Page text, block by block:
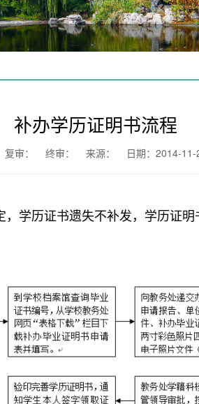
补办学历证明书流程
复审： 终审： 来源： 日期：2014-11-
学历证书遗失不补发，学历证